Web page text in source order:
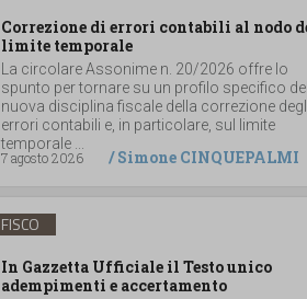
Correzione di errori contabili al nodo
limite temporale
La circolare Assonime n. 20/2026 offre lo
spunto per tornare su un profilo specifico
nuova disciplina fiscale della correzione
errori contabili e, in particolare, sul limite
temporale ...
7 agosto 2026
/Simone CINQUEPALMI
FISCO
In Gazzetta Ufficiale il Testo unico
adempimenti e accertamento